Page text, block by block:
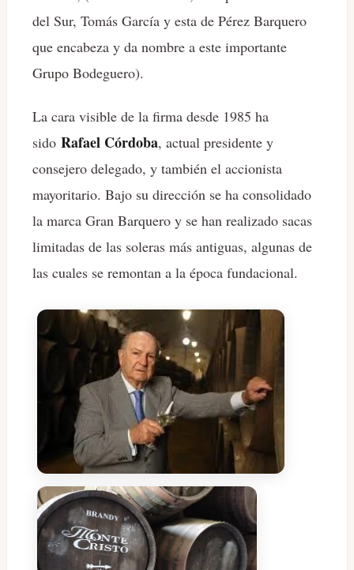
del Sur, Tomás García y esta de Pérez Barquero
que encabeza y da nombre a este importante
Grupo Bodeguero).
La cara visible de la firma desde 1985 ha
sido Rafael Córdoba, actual presidente y
consejero delegado, y también el accionista
mayoritario. Bajo su dirección se ha consolidado
la marca Gran Barquero y se han realizado sacas
limitadas de las soleras más antiguas, algunas de
las cuales se remontan a la época fundacional.